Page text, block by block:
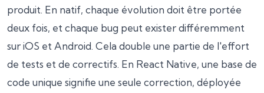
produit. En natif, chaque évolution doit être portée
deux fois, et chaque bug peut exister différemment
sur iOS et Android. Cela double une partie de l'effort
de tests et de correctifs. En React Native, une base de
code unique signifie une seule correction, déployée